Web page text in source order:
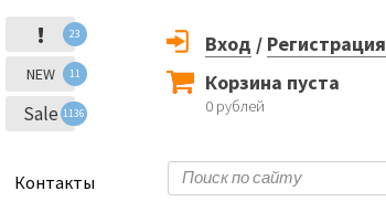
! 23
NEW 11
Sale 1136
Вход / Регистрация
Корзина пуста
0 рублей
Контакты